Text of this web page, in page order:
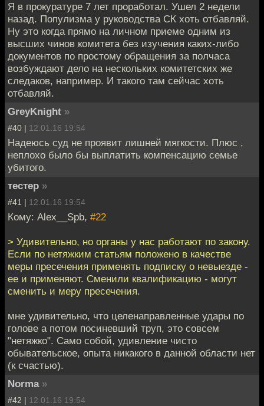
Я в прокуратуре 7 лет проработал. Ушел 2 недели
назад. Популизма у руководства СК хоть отбавляй.
Ну это когда прямо на личном приеме одним из
высших чинов комитета без изучения каких-либо
документов по простому обращения за полчаса
возбуждают дело на нескольких комитетских же
следаков, например. И такого там сейчас хоть
отбавляй.
GreyKnight »
#40 | 12.01.16 19:54
Надеюсь суд не проявит лишней мягкости. Плюс ,
неплохо было бы выплатить компенсацию семье
убитого.
тестер »
#41 | 12.01.16 19:54
Кому: Alex__Spb, #22
> Удивительно, но органы у нас работают по закону.
Если по нетяжким статьям положено в качестве
меры пресечения применять подписку о невыезде -
ее и применяют. Сменили квалификацию - могут
сменить и меру пресечения.
мне удивительно, что целенаправленные удары по
голове а потом посиневший труп, это совсем
"нетяжко". Само собой, удивление чисто
обывательское, опыта никакого в данной области нет
(к счастью).
Norma »
#42 | 12.01.16 19:54